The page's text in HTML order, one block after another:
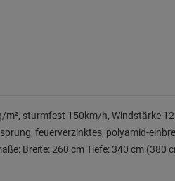
sturmfest 150km/h, Windstärke
feuerverzinktes, polyamid-
Breite: 260 cm Tiefe: 340 cm (380